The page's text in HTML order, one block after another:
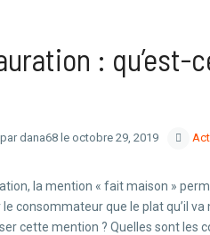
: qu’est-
dana68 le octobre 29, 2019
la mention « fait maison »
le consommateur que le plat qu’il
cette mention ? Quelles sont les